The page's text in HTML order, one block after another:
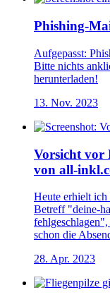
Phishing-
Aufgepasst:
Bitte nichts
herunterladen!
13. Nov. 2023
Vorsicht vor
von all-
Heute erhielt
Betreff "deine-
schon die
28. Apr. 2023